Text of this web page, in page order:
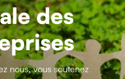
des
nous, vous soutenez